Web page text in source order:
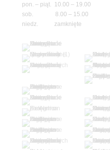
pon. – piąt. 10.00 – 19.00
sob. 8.00 – 15.00
niedz. zamknięte